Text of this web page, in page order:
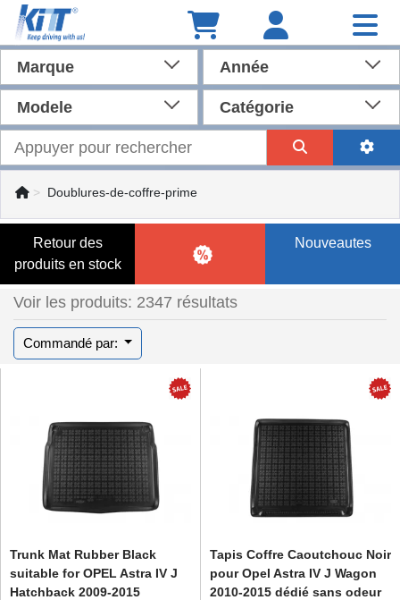
Marque Année
Modele Catégorie
Doublures-de-coffre-prime
Retour des
produits en stock
Nouveautes
Voir les produits: 2347 résultats
Commandé par:
Trunk Mat Rubber Black
suitable for OPEL Astra IV J
Hatchback 2009-2015
Tapis Coffre Caoutchouc Noir
pour Opel Astra IV J Wagon
2010-2015 dédié sans odeur